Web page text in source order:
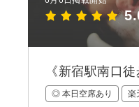
《新宿駅南口
◎ 本日空席あり 楽